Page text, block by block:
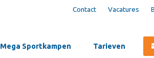
Contact Vacatures
Mega Sportkampen Tarieven